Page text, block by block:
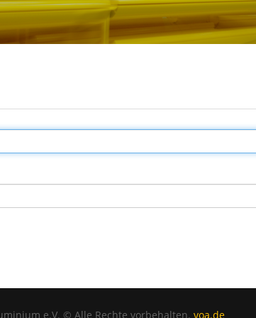
e.V. © Alle Rechte vorbehalten. voa.de